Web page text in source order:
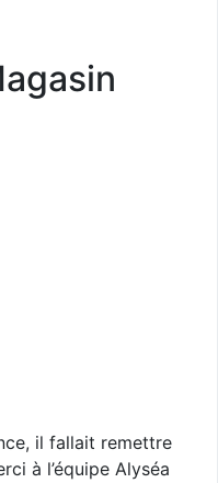
il fallait remettre
à l’équipe Alyséa